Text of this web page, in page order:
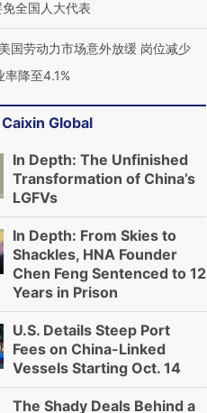
全国人大代表
国劳动力市场意外放缓 岗位减少
率降至4.1%
Global
In Depth: The Unfinished
Transformation of China’s
LGFVs
In Depth: From Skies to
Shackles, HNA Founder
Chen Feng Sentenced to 12
Years in Prison
U.S. Details Steep Port
Fees on China-Linked
Vessels Starting Oct. 14
The Shady Deals Behind a